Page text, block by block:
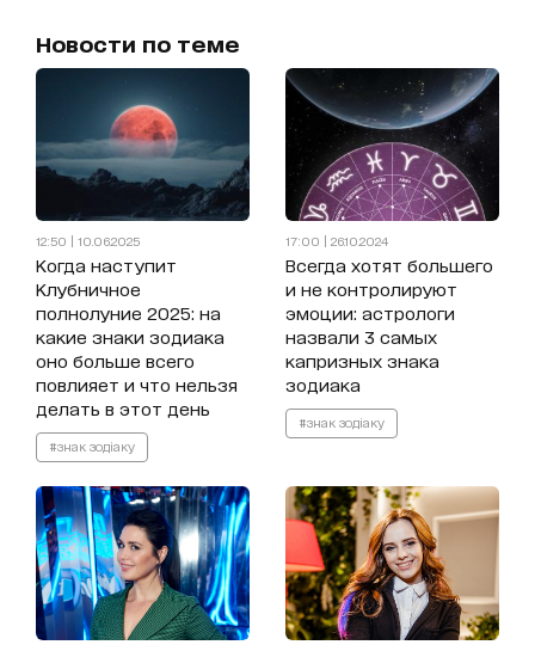
Новости по теме
12:50 | 10.06.2025
Когда наступит
Клубничное
полнолуние 2025: на
какие знаки зодиака
оно больше всего
повлияет и что нельзя
делать в этот день
#знак зодіаку
17:00 | 26.10.2024
Всегда хотят большего
и не контролируют
эмоции: астрологи
назвали 3 самых
капризных знака
зодиака
#знак зодіаку